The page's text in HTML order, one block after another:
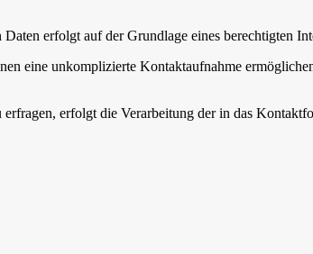
erfolgt auf der Grundlage eines berechtigten
eine unkomplizierte Kontaktaufnahme
erfolgt die Verarbeitung der in das